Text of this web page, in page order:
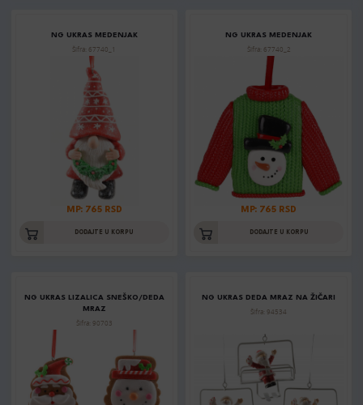
NG UKRAS MEDENJAK
Šifra: 67740_1
MP: 765 RSD
DODAJTE U KORPU
NG UKRAS MEDENJAK
Šifra: 67740_2
MP: 765 RSD
DODAJTE U KORPU
NG UKRAS LIZALICA SNEŠKO/DEDA
MRAZ
Šifra: 90703
NG UKRAS DEDA MRAZ NA ŽIČARI
Šifra: 94534